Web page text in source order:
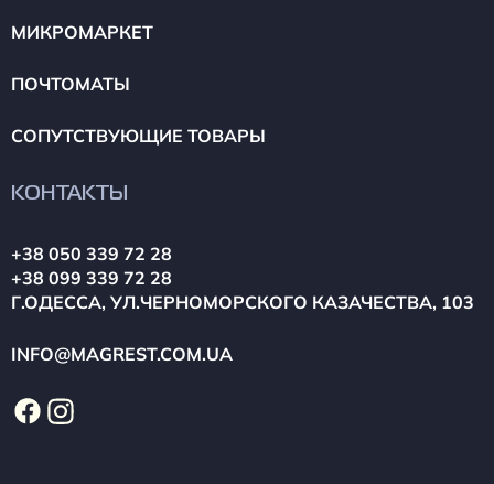
МИКРОМАРКЕТ
ПОЧТОМАТЫ
СОПУТСТВУЮЩИЕ ТОВАРЫ
КОНТАКТЫ
+38 050 339 72 28
+38 099 339 72 28
Г.ОДЕССА, УЛ.ЧЕРНОМОРСКОГО КАЗАЧЕСТВА, 103
INFO@MAGREST.COM.UA